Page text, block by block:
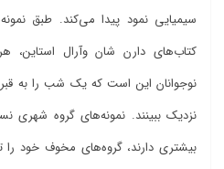
سیمیایی نمود پیدا میکند. طبق نمونه
کتابهای دارن شان وآرال استاین،
نوجوانان این است که یک شب را به
نزدیک ببینند. نمونههای گروه شهری
بیشتری دارند، گروههای مخوف خود را